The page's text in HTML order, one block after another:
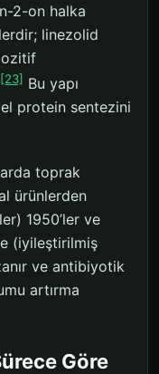
2-on halka
linezolid
[23] Bu yapı
protein sentezini
toprak
ürünlerden
1950’ler ve
(iyileştirilmiş
ve antibiyotik
artırma
Göre